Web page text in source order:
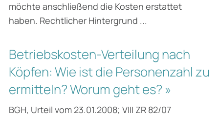
möchte anschließend die Kosten erstattet
haben. Rechtlicher Hintergrund ...
Betriebskosten-Verteilung nach
Köpfen: Wie ist die Personenzahl zu
ermitteln? Worum geht es? »
BGH, Urteil vom 23.01.2008; VIII ZR 82/07